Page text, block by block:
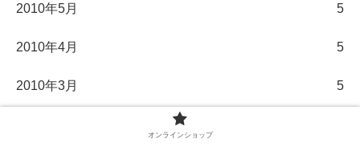
2010年5月 5
2010年4月 5
2010年3月 5
オンラインショップ